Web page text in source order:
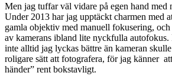
Men jag tuffar väl vidare på egen hand med
Under 2013 har jag upptäckt charmen med
gamla objektiv med manuell fokusering, och
av kamerans ibland lite nyckfulla autofokus.
inte alltid jag lyckas bättre än kameran
roligare sätt att fotografera, för jag känner
händer” rent bokstavligt.